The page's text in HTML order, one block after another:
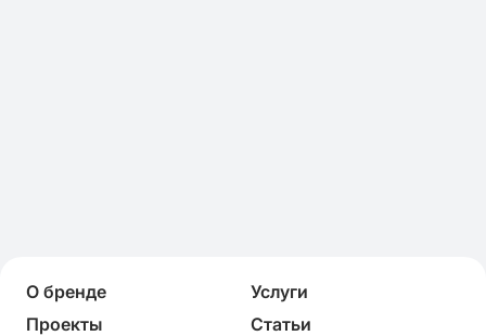
О бренде
Услуги
Проекты
Статьи